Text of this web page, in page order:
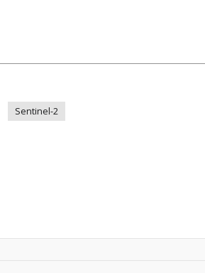
Sentinel-2